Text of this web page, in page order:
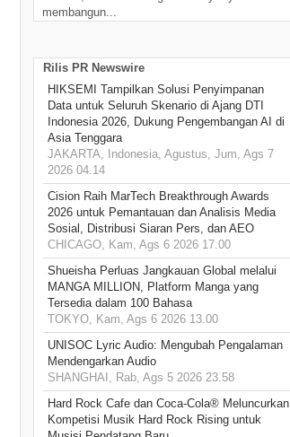
membangun...
Rilis PR Newswire
HIKSEMI Tampilkan Solusi Penyimpanan
Data untuk Seluruh Skenario di Ajang DTI
Indonesia 2026, Dukung Pengembangan AI di
Asia Tenggara
JAKARTA, Indonesia, Agustus, Jum, Ags 7
2026 04.14
Cision Raih MarTech Breakthrough Awards
2026 untuk Pemantauan dan Analisis Media
Sosial, Distribusi Siaran Pers, dan AEO
CHICAGO, Kam, Ags 6 2026 17.00
Shueisha Perluas Jangkauan Global melalui
MANGA MILLION, Platform Manga yang
Tersedia dalam 100 Bahasa
TOKYO, Kam, Ags 6 2026 13.00
UNISOC Lyric Audio: Mengubah Pengalaman
Mendengarkan Audio
SHANGHAI, Rab, Ags 5 2026 23.58
Hard Rock Cafe dan Coca-Cola® Meluncurkan
Kompetisi Musik Hard Rock Rising untuk